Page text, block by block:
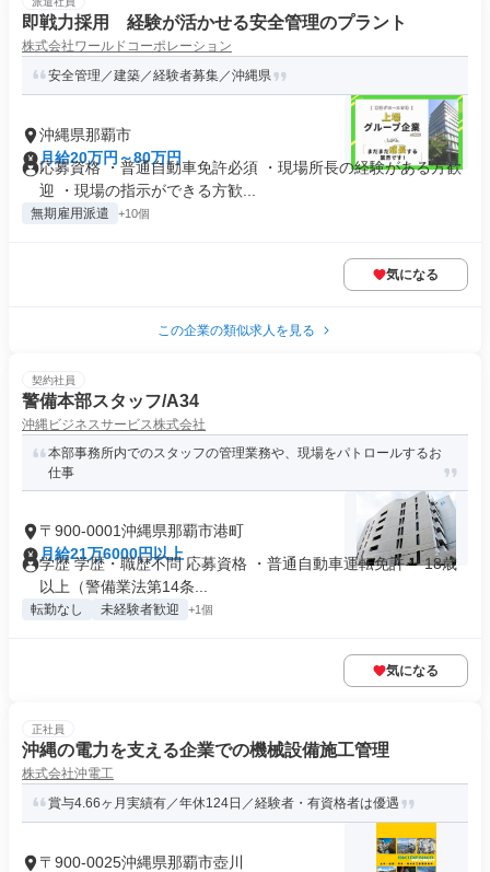
即戦力採用 経験が活かせる安全管理のプラント
株式会社ワールドコーポレーション
安全管理／建築／経験者募集／沖縄県
沖縄県那覇市
月給20万円～80万円
応募資格 ・普通自動車免許必須 ・現場所長の経験がある方歓
迎 ・現場の指示ができる方歓...
無期雇用派遣 +10個
気になる
この企業の類似求人を見る
契約社員
警備本部スタッフ/A34
沖縄ビジネスサービス株式会社
本部事務所内でのスタッフの管理業務や、現場をパトロールするお
仕事
〒900-0001沖縄県那覇市港町
月給21万6000円以上
学歴 学歴・職歴不問 応募資格 ・普通自動車運転免許 ・18歳
以上（警備業法第14条...
転勤なし 未経験者歓迎 +1個
気になる
正社員
沖縄の電力を支える企業での機械設備施工管理
株式会社沖電工
賞与4.66ヶ月実績有／年休124日／経験者・有資格者は優遇
〒900-0025沖縄県那覇市壺川